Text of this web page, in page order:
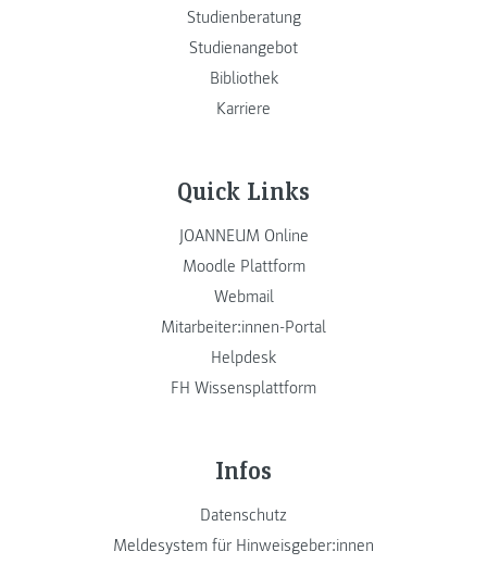
Studienberatung
Studienangebot
Bibliothek
Karriere
Quick Links
JOANNEUM Online
Moodle Plattform
Webmail
Mitarbeiter:innen-Portal
Helpdesk
FH Wissensplattform
Infos
Datenschutz
Meldesystem für Hinweisgeber:innen